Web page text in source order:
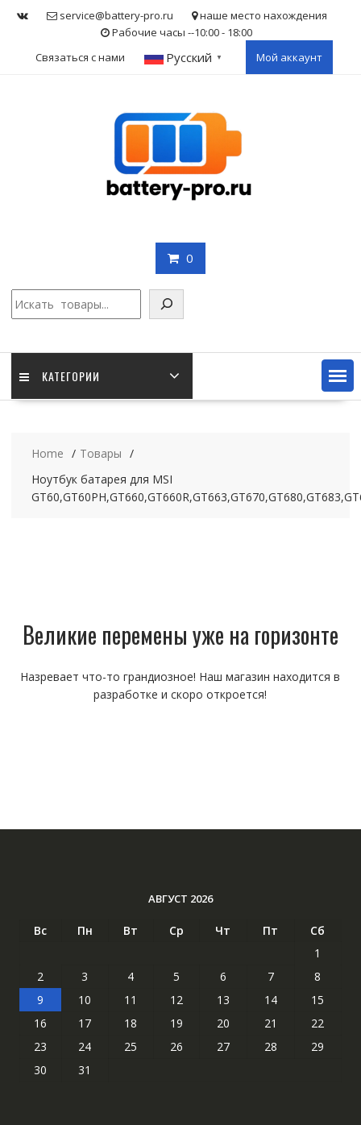
service@battery-pro.ru
наше место нахождения
Рабочие часы --10:00 - 18:00
Связаться с нами
Русский ▼ Мой аккаунт
0
КАТЕГОРИИ
Home
Товары
Ноутбук батарея для MSI
Великие перемены уже на горизонте
Назревает что-то грандиозное! Наш магазин находится в
разработке и скоро откроется!
АВГУСТ 2026
Вс Пн Вт Ср Чт Пт
Сб
1
2
3 4 5 6 7
8
9
10 11 12 13 14
15
16
17 18 19 20 21
22
23
24 25 26 27 28
29
30
31